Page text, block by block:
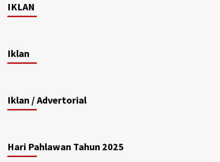
IKLAN
Iklan
Iklan / Advertorial
Hari Pahlawan Tahun 2025